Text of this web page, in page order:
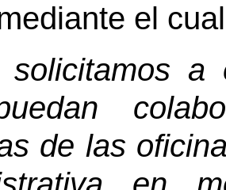
el
solicitamos a
de las